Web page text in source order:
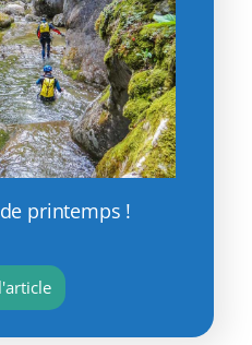
printemps !